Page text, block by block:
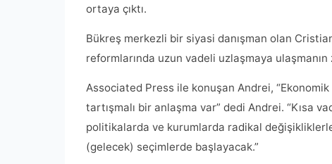
ortaya çıktı.
Bükreş merkezli bir siyasi danışman olan
reformlarında uzun vadeli uzlaşmaya
Associated Press ile konuşan Andrei,
tartışmalı bir anlaşma var” dedi Andrei. “Kısa
politikalarda ve kurumlarda radikal
(gelecek) seçimlerde başlayacak.”